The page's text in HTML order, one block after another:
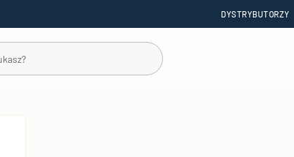
DYSTRYBUTORZY